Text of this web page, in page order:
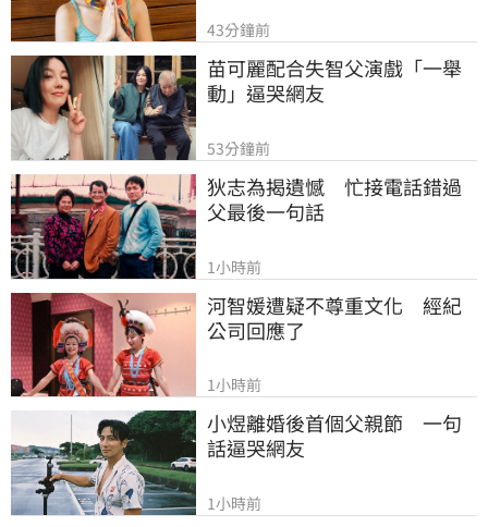
43分鐘前
苗可麗配合失智父演戲「一舉
動」逼哭網友
53分鐘前
狄志為揭遺憾　忙接電話錯過
父最後一句話
1小時前
河智媛遭疑不尊重文化　經紀
公司回應了
1小時前
小煜離婚後首個父親節　一句
話逼哭網友
1小時前